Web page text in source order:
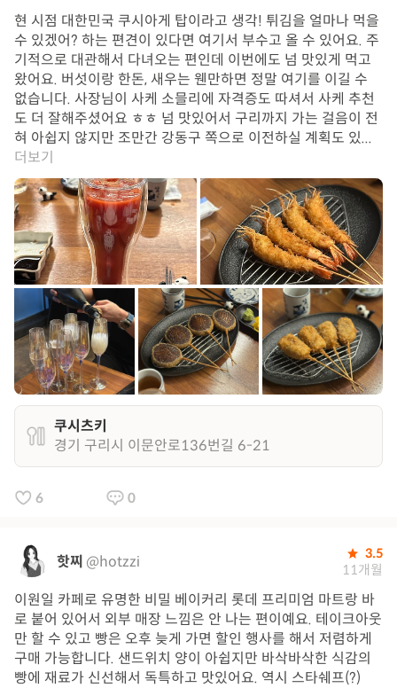
현 시점 대한민국 쿠시아게 탑이라고 생각! 튀김을 얼마나 먹을
수 있겠어? 하는 편견이 있다면 여기서 부수고 올 수 있어요. 주
기적으로 대관해서 다녀오는 편인데 이번에도 넘 맛있게 먹고
왔어요. 버섯이랑 한돈, 새우는 웬만하면 정말 여기를 이길 수
없습니다. 사장님이 사케 소믈리에 자격증도 따셔서 사케 추천
도 더 잘해주셨어요 ㅎㅎ 넘 맛있어서 구리까지 가는 걸음이 전
혀 아쉽지 않지만 조만간 강동구 쪽으로 이전하실 계획도 있...
더보기
쿠시츠키
경기 구리시 이문안로136번길 6-21
6 0
핫찌 @hotzzi 3.5
11개월
이원일 카페로 유명한 비밀 베이커리 롯데 프리미엄 마트랑 바
로 붙어 있어서 외부 매장 느낌은 안 나는 편이예요. 테이크아웃
만 할 수 있고 빵은 오후 늦게 가면 할인 행사를 해서 저렴하게
구매 가능합니다. 샌드위치 양이 아쉽지만 바삭바삭한 식감의
빵에 재료가 신선해서 독특하고 맛있어요. 역시 스타쉐프(?)